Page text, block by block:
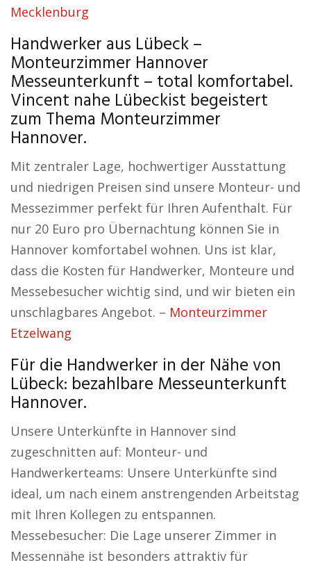
Mecklenburg
Handwerker aus Lübeck –
Monteurzimmer Hannover
Messeunterkunft – total komfortabel.
Vincent nahe Lübeckist begeistert
zum Thema Monteurzimmer
Hannover.
Mit zentraler Lage, hochwertiger Ausstattung
und niedrigen Preisen sind unsere Monteur- und
Messezimmer perfekt für Ihren Aufenthalt. Für
nur 20 Euro pro Übernachtung können Sie in
Hannover komfortabel wohnen. Uns ist klar,
dass die Kosten für Handwerker, Monteure und
Messebesucher wichtig sind, und wir bieten ein
unschlagbares Angebot. – Monteurzimmer
Etzelwang
Für die Handwerker in der Nähe von
Lübeck: bezahlbare Messeunterkunft
Hannover.
Unsere Unterkünfte in Hannover sind
zugeschnitten auf: Monteur- und
Handwerkerteams: Unsere Unterkünfte sind
ideal, um nach einem anstrengenden Arbeitstag
mit Ihren Kollegen zu entspannen.
Messebesucher: Die Lage unserer Zimmer in
Messennähe ist besonders attraktiv für